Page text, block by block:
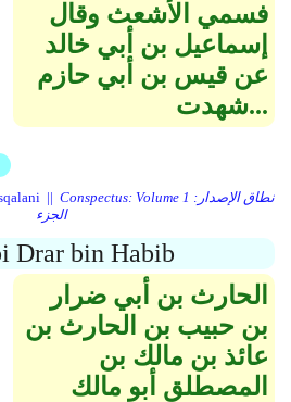
فسمي الأشعث وقال
إسماعيل بن أبي خالد
عن قيس بن أبي حازم
شهدت...
|| Conspectus: Volume 1 نطاق الإصدار:
الجزء
Drar bin Habib
الحارث بن أبي ضرار
بن حبيب بن الحارث بن
عائذ بن مالك بن
المصطلق أبو مالك